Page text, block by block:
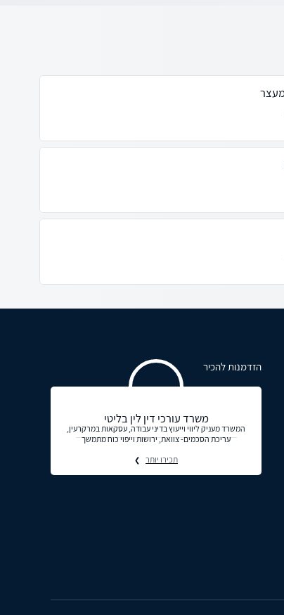
הזדמנות להכיר
משרד עורכי דין לין בליטי
המשרד מעניק ליווי וייעוץ בדיני עבודה, עסקאות במרקרעין,
עריכת הסכמים- צוואת, ירושות וייפוי כוח מתמשך
תכירו יותר